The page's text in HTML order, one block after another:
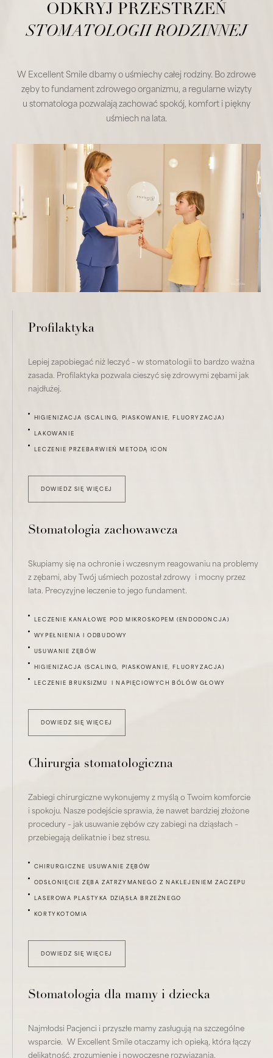
ODKRYJ PRZESTRZEŃ
STOMATOLOGII RODZINNEJ
W Excellent Smile dbamy o uśmiechy całej rodziny. Bo zdrowe
zęby to fundament zdrowego organizmu, a regularne wizyty
u stomatologa pozwalają zachować spokój, komfort i piękny
uśmiech na lata.
Profilaktyka
Lepiej zapobiegać niż leczyć – w stomatologii to bardzo ważna
zasada. Profilaktyka pozwala cieszyć się zdrowymi zębami jak
najdłużej.
HIGIENIZACJA (SCALING, PIASKOWANIE, FLUORYZACJA)
LAKOWANIE
LECZENIE PRZEBARWIEŃ METODĄ ICON
DOWIEDZ SIĘ WIĘCEJ
Stomatologia zachowawcza
Skupiamy się na ochronie i wczesnym reagowaniu na problemy
z zębami, aby Twój uśmiech pozostał zdrowy i mocny przez
lata. Precyzyjne leczenie to jego fundament.
LECZENIE KANAŁOWE POD MIKROSKOPEM (ENDODONCJA)
WYPEŁNIENIA I ODBUDOWY
USUWANIE ZĘBÓW
HIGIENIZACJA (SCALING, PIASKOWANIE, FLUORYZACJA)
LECZENIE BRUKSIZMU I NAPIĘCIOWYCH BÓLÓW GŁOWY
DOWIEDZ SIĘ WIĘCEJ
Chirurgia stomatologiczna
Zabiegi chirurgiczne wykonujemy z myślą o Twoim komforcie
i spokoju. Nasze podejście sprawia, że nawet bardziej złożone
procedury – jak usuwanie zębów czy zabiegi na dziąsłach –
przebiegają delikatnie i bez stresu.
CHIRURGICZNE USUWANIE ZĘBÓW
ODSŁONIĘCIE ZĘBA ZATRZYMANEGO Z NAKLEJENIEM ZACZEPU
LASEROWA PLASTYKA DZIĄSŁA BRZEŻNEGO
KORTYKOTOMIA
DOWIEDZ SIĘ WIĘCEJ
Stomatologia dla mamy i dziecka
Najmłodsi Pacjenci i przyszłe mamy zasługują na szczególne
wsparcie. W Excellent Smile otaczamy ich opieką, która łączy
delikatność, zrozumienie i nowoczesne rozwiązania.